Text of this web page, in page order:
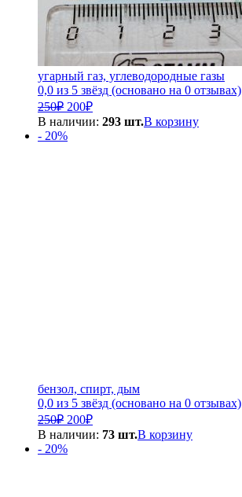
угарный газ, углеводородные газы
0,0 из 5 звёзд (основано на 0 отзывах)
250₽ Первоначальная
цена
200₽Текущая
цена:
В наличии: 293 шт.В корзину
- 20%
бензол, спирт, дым
0,0 из 5 звёзд (основано на 0 отзывах)
250₽ Первоначальная
цена
200₽Текущая
цена:
В наличии: 73 шт.В корзину
- 20%